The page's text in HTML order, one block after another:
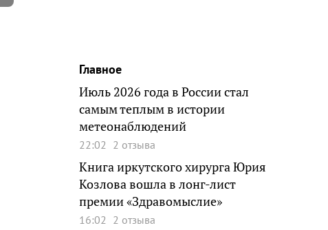
Главное
Июль 2026 года в России стал
самым теплым в истории
метеонаблюдений
22:02 2 отзыва
Книга иркутского хирурга Юрия
Козлова вошла в лонг-лист
премии «Здравомыслие»
16:02 2 отзыва